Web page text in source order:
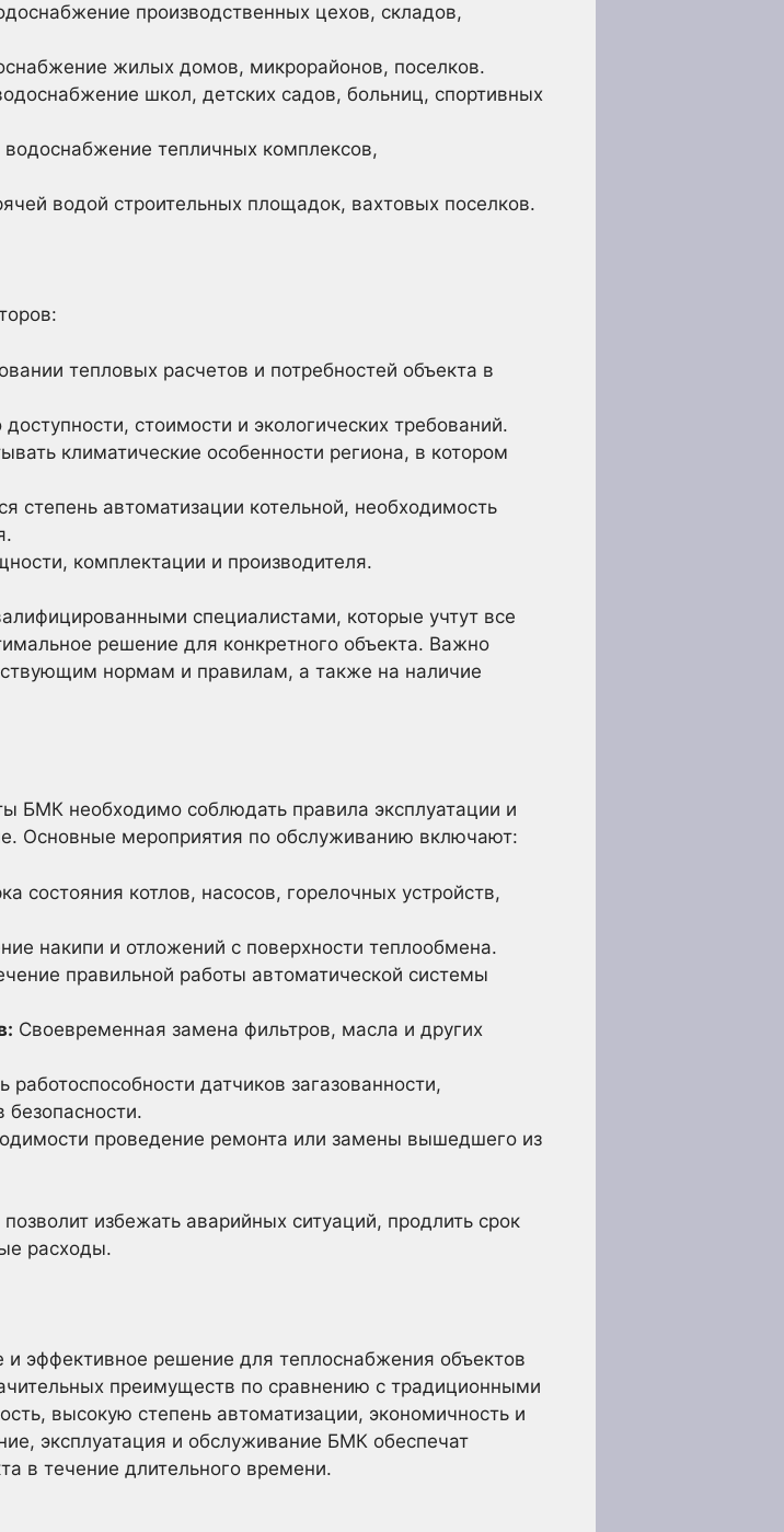
производственных цехов, складов,
жилых домов, микрорайонов, поселков.
школ, детских садов, больниц, спортивных
тепличных комплексов,
водой строительных площадок, вахтовых поселков.
тепловых расчетов и потребностей объекта в
стоимости и экологических требований.
климатические особенности региона, в котором
степень автоматизации котельной, необходимость
комплектации и производителя.
специалистами, которые учтут все
решение для конкретного объекта. Важно
нормам и правилам, а также на наличие
БМК необходимо соблюдать правила эксплуатации и
Основные мероприятия по обслуживанию включают:
состояния котлов, насосов, горелочных устройств,
накипи и отложений с поверхности теплообмена.
правильной работы автоматической системы
Своевременная замена фильтров, масла и других
работоспособности датчиков загазованности,
безопасности.
проведение ремонта или замены вышедшего из
избежать аварийных ситуаций, продлить срок
расходы.
эффективное решение для теплоснабжения объектов
преимуществ по сравнению с традиционными
высокую степень автоматизации, экономичность и
эксплуатация и обслуживание БМК обеспечат
в течение длительного времени.